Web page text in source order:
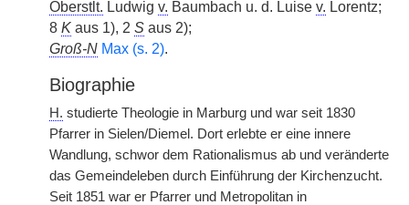
Oberstlt. Ludwig v. Baumbach u. d. Luise v. Lorentz;
8 K aus 1), 2 S aus 2);
Groß-N Max (s. 2).
Biographie
H. studierte Theologie in Marburg und war seit 1830
Pfarrer in Sielen/Diemel. Dort erlebte er eine innere
Wandlung, schwor dem Rationalismus ab und veränderte
das Gemeindeleben durch Einführung der Kirchenzucht.
Seit 1851 war er Pfarrer und Metropolitan in